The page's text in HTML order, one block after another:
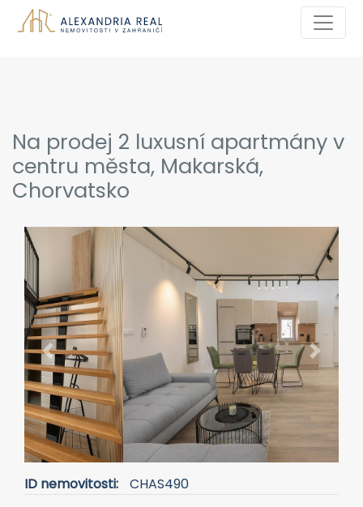
Na prodej 2 luxusní apartmány v
centru města, Makarská,
Chorvatsko
Previous Next
ID nemovitosti:
CHAS490